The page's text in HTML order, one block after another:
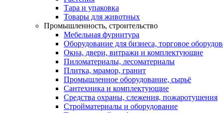
Тара и упаковка
Товары для животных
Промышленность, строительство
Мебельная фурнитура
Оборудование для бизнеса, торговое
Окна, двери, витражи и комплектующие
Пиломатериалы, лесоматериалы
Плитка, мрамор, гранит
Промышленное оборудование, сырьё
Сантехника и комплектующие
Средства охраны, слежения, пожаротушения
Стройматериалы и оборудование